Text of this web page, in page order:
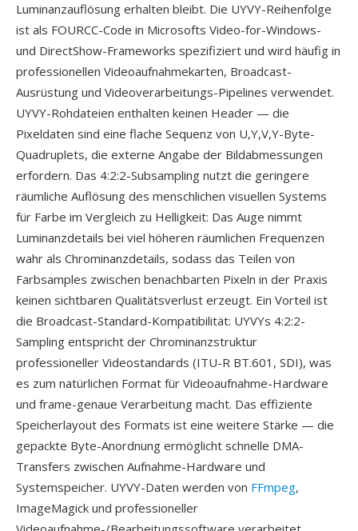
Luminanzauflösung erhalten bleibt. Die UYVY-Reihenfolge
ist als FOURCC-Code in Microsofts Video-for-Windows-
und DirectShow-Frameworks spezifiziert und wird häufig in
professionellen Videoaufnahmekarten, Broadcast-
Ausrüstung und Videoverarbeitungs-Pipelines verwendet.
UYVY-Rohdateien enthalten keinen Header — die
Pixeldaten sind eine flache Sequenz von U,Y,V,Y-Byte-
Quadruplets, die externe Angabe der Bildabmessungen
erfordern. Das 4:2:2-Subsampling nutzt die geringere
räumliche Auflösung des menschlichen visuellen Systems
für Farbe im Vergleich zu Helligkeit: Das Auge nimmt
Luminanzdetails bei viel höheren räumlichen Frequenzen
wahr als Chrominanzdetails, sodass das Teilen von
Farbsamples zwischen benachbarten Pixeln in der Praxis
keinen sichtbaren Qualitätsverlust erzeugt. Ein Vorteil ist
die Broadcast-Standard-Kompatibilität: UYVYs 4:2:2-
Sampling entspricht der Chrominanzstruktur
professioneller Videostandards (ITU-R BT.601, SDI), was
es zum natürlichen Format für Videoaufnahme-Hardware
und frame-genaue Verarbeitung macht. Das effiziente
Speicherlayout des Formats ist eine weitere Stärke — die
gepackte Byte-Anordnung ermöglicht schnelle DMA-
Transfers zwischen Aufnahme-Hardware und
Systemspeicher. UYVY-Daten werden von FFmpeg,
ImageMagick und professioneller